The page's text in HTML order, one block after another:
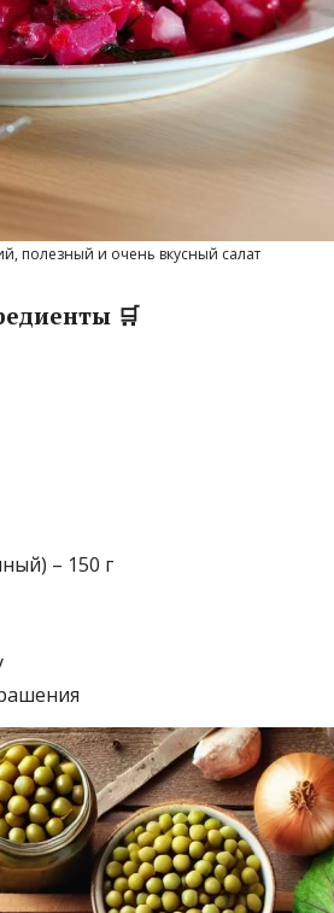
полезный и очень вкусный салат
🛒
– 150 г